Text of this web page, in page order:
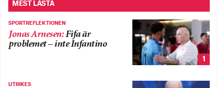
MEST LÄSTA
SPORTREFLEKTIONEN
Jonas Arnesen:Fifa är
problemet – inte Infantino
1
UTRIKES